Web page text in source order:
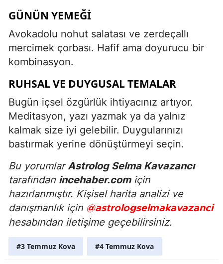
GÜNÜN YEMEĞI
Avokadolu nohut salatası ve zerdeçallı
mercimek çorbası. Hafif ama doyurucu bir
kombinasyon.
RUHSAL VE DUYGUSAL TEMALAR
Bugün içsel özgürlük ihtiyacınız artıyor.
Meditasyon, yazı yazmak ya da yalnız
kalmak size iyi gelebilir. Duygularınızı
bastırmak yerine dönüştürmeyi seçin.
Bu yorumlarAstrolog Selma Kavazancı
tarafından incehaber.comiçin
hazırlanmıştır. Kişisel harita analizi ve
danışmanlık için @astrologselmakavazanci
hesabından iletişime geçebilirsiniz.
#3 Temmuz Kova #4 Temmuz Kova